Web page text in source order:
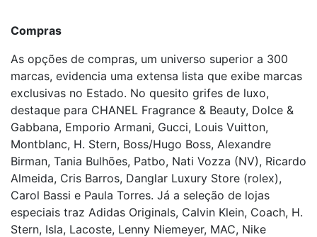
Compras
As opções de compras, um universo superior a 300
marcas, evidencia uma extensa lista que exibe marcas
exclusivas no Estado. No quesito grifes de luxo,
destaque para CHANEL Fragrance & Beauty, Dolce &
Gabbana, Emporio Armani, Gucci, Louis Vuitton,
Montblanc, H. Stern, Boss/Hugo Boss, Alexandre
Birman, Tania Bulhões, Patbo, Nati Vozza (NV), Ricardo
Almeida, Cris Barros, Danglar Luxury Store (rolex),
Carol Bassi e Paula Torres. Já a seleção de lojas
especiais traz Adidas Originals, Calvin Klein, Coach, H.
Stern, Isla, Lacoste, Lenny Niemeyer, MAC, Nike